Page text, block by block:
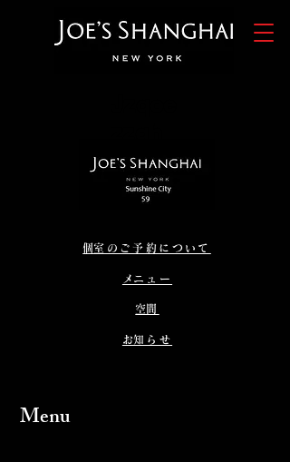
​個室のご予約について
​メニュー
​空間
​お知らせ
Menu